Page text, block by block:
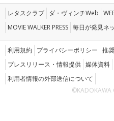
レタスクラブ ダ・ヴィンチWeb
MOVIE WALKER PRESS 毎日が発見ネ
利用規約 プライバシーポリシー 推
プレスリリース・情報提供 媒体資料
利用者情報の外部送信について
©KADOKAWA